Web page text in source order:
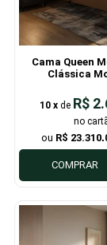
Cama Queen
Clássica
10 x de R$
R$
COMPRAR